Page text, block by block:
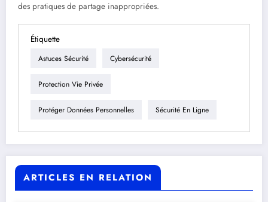
des pratiques de partage inappropriées.
Étiquette
Astuces Sécurité Cybersécurité
Protection Vie Privée
Protéger Données Personnelles Sécurité En Ligne
ARTICLES EN RELATION